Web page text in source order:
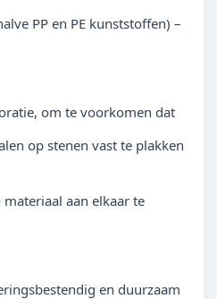
PP en PE kunststoffen) –
om te voorkomen dat
op stenen vast te plakken
aan elkaar te
en duurzaam